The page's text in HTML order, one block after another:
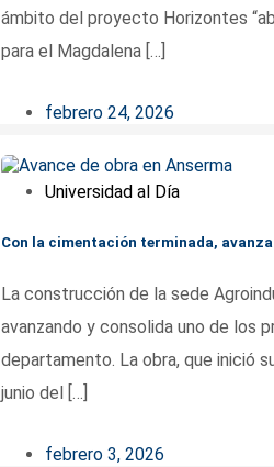
ámbito del proyecto Horizontes
para el Magdalena […]
febrero 24, 2026
Universidad al Día
Con la cimentación terminada,
La construcción de la sede
avanzando y consolida uno de
departamento. La obra, que inició
junio del […]
febrero 3, 2026